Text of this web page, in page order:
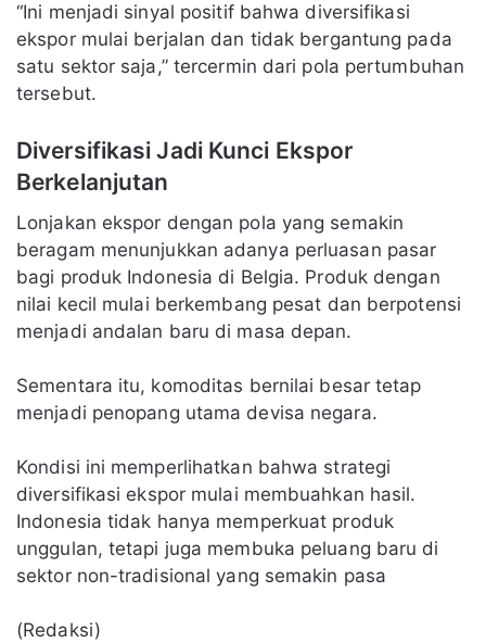
“Ini menjadi sinyal positif bahwa diversifikasi
ekspor mulai berjalan dan tidak bergantung pada
satu sektor saja,” tercermin dari pola pertumbuhan
tersebut.
Diversifikasi Jadi Kunci Ekspor
Berkelanjutan
Lonjakan ekspor dengan pola yang semakin
beragam menunjukkan adanya perluasan pasar
bagi produk Indonesia di Belgia. Produk dengan
nilai kecil mulai berkembang pesat dan berpotensi
menjadi andalan baru di masa depan.
Sementara itu, komoditas bernilai besar tetap
menjadi penopang utama devisa negara.
Kondisi ini memperlihatkan bahwa strategi
diversifikasi ekspor mulai membuahkan hasil.
Indonesia tidak hanya memperkuat produk
unggulan, tetapi juga membuka peluang baru di
sektor non-tradisional yang semakin pasa
(Redaksi)